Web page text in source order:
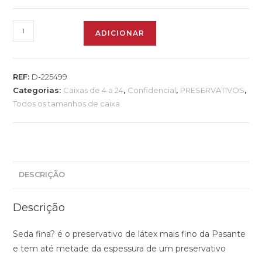
ADICIONAR
REF: D-225499
Categorias: Caixas de 4 a 24, Confidencial, PRESERVATIVOS,
Todos os tamanhos de caixa
DESCRIÇÃO
Descrição
Seda fina? é o preservativo de látex mais fino da Pasante
e tem até metade da espessura de um preservativo